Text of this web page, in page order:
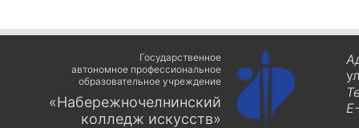
Государственное
автономное профессиональное
образовательное учреждение
«Набережночелнинский
колледж искусств»